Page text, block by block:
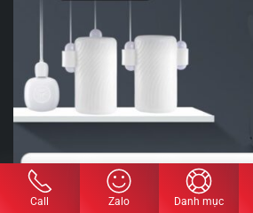
Call Zalo Danh mục